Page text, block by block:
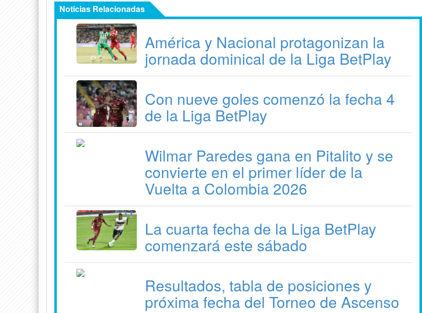
Noticias Relacionadas
América y Nacional protagonizan la
jornada dominical de la Liga BetPlay
Con nueve goles comenzó la fecha 4
de la Liga BetPlay
Wilmar Paredes gana en Pitalito y se
convierte en el primer líder de la
Vuelta a Colombia 2026
La cuarta fecha de la Liga BetPlay
comenzará este sábado
Resultados, tabla de posiciones y
próxima fecha del Torneo de Ascenso
Reporte del tiempo en